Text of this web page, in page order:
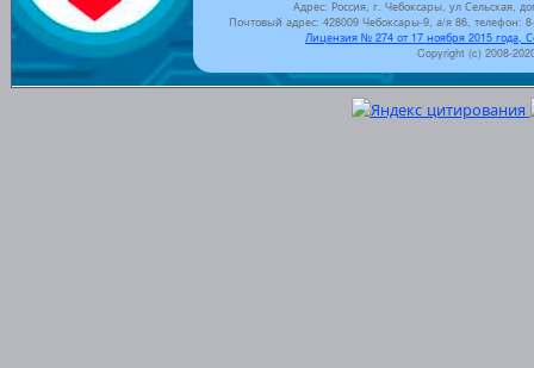
Адрес: Россия, г. Чебоксары, ул Сельская,
Почтовый адрес: 428009 Чебоксары-9, а/я 86, телефон:
Лицензия № 274 от 17 ноября 2015 года,
Copyright (c) 2008-